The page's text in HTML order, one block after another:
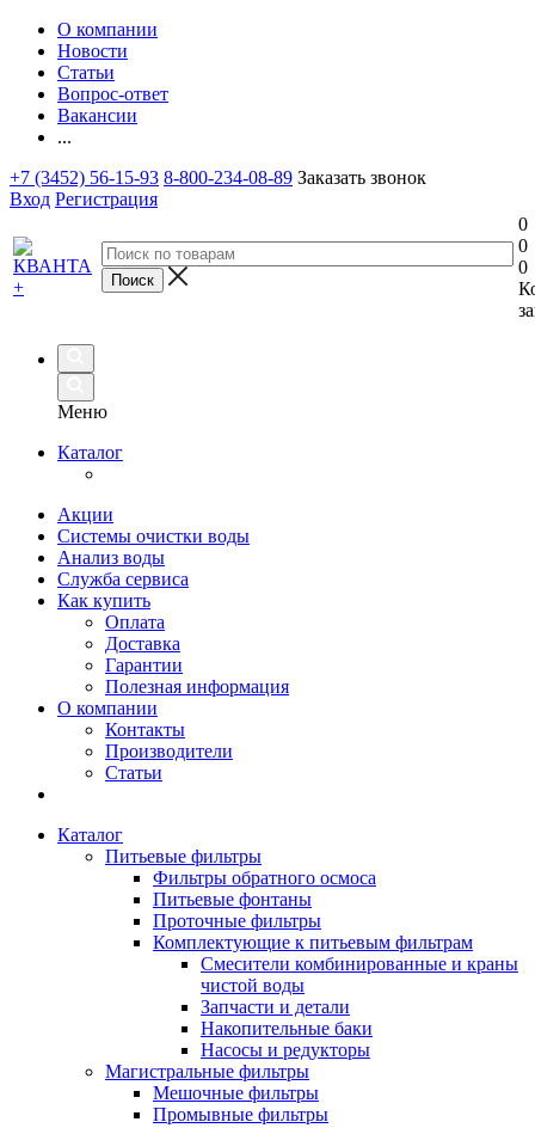
О компании
Новости
Статьи
Вопрос-ответ
Вакансии
...
+7 (3452) 56-15-93 8-800-234-08-89 Заказать звонок
Вход Регистрация
0
0
0
Меню
Каталог
Акции
Системы очистки воды
Анализ воды
Служба сервиса
Как купить
Оплата
Доставка
Гарантии
Полезная информация
О компании
Контакты
Производители
Статьи
Каталог
Питьевые фильтры
Фильтры обратного осмоса
Питьевые фонтаны
Проточные фильтры
Комплектующие к питьевым фильтрам
Смесители комбинированные и краны
чистой воды
Запчасти и детали
Накопительные баки
Насосы и редукторы
Магистральные фильтры
Мешочные фильтры
Промывные фильтры